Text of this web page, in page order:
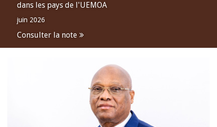
dans les pays de l'UEMOA
juin 2026
Consulter la note